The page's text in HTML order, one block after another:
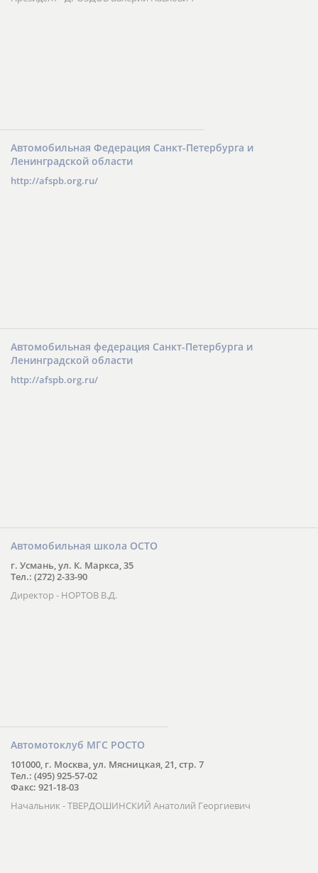
Автомобильная Федерация Санкт-Петербурга и
Ленинградской области
http://afspb.org.ru/
Автомобильная федерация Санкт-Петербурга и
Ленинградской области
http://afspb.org.ru/
Автомобильная школа ОСТО
г. Усмань, ул. К. Маркса, 35
Тел.: (272) 2-33-90
Директор - НОРТОВ В.Д.
Автомотоклуб МГС РОСТО
101000, г. Москва, ул. Мясницкая, 21, стр. 7
Тел.: (495) 925-57-02
Факс: 921-18-03
Начальник - ТВЕРДОШИНСКИЙ Анатолий Георгиевич